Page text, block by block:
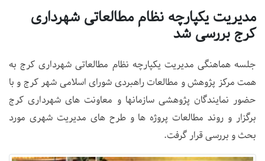
مدیریت یکپارچه نظام مطالعاتی شهرداری
کرج بررسی شد
جلسه هماهنگی مدیریت یکپارچه نظام مطالعاتی شهرداری کرج به
همت مرکز پژوهش و مطالعات راهبردی شورای اسلامی شهر کرج و با
حضور نمایندگان پژوهشی سازمانها و معاونت های شهرداری کرج
برگزار و روند مطالعات پروژه ها و طرح های مدیریت شهری مورد
بحث و بررسی قرار گرفت.